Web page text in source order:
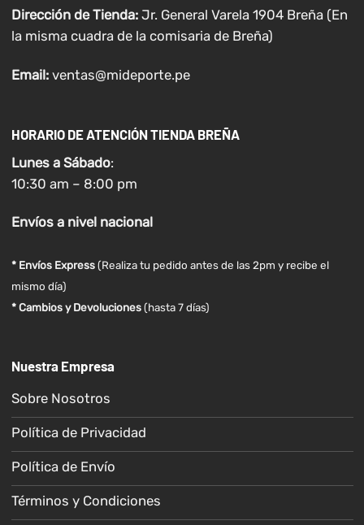
Dirección de Tienda: Jr. General Varela 1904 Breña (En
la misma cuadra de la comisaria de Breña)
Email: ventas@mideporte.pe
HORARIO DE ATENCIÓN TIENDA BREÑA
Lunes a Sábado:
10:30 am – 8:00 pm
Envíosa nivel nacional
* Envíos Express(Realiza tu pedido antes de las 2pm y recibe el
mismo día)
* Cambios y Devoluciones (hasta 7 días)
Nuestra Empresa
Sobre Nosotros
Política de Privacidad
Política de Envío
Términos y Condiciones